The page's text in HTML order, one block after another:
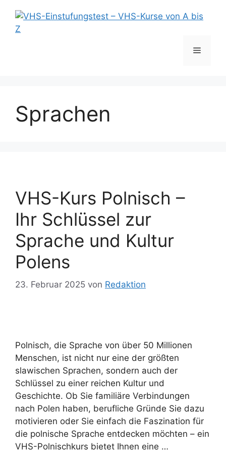
Inhalt
springen
Menü
Sprachen
VHS-Kurs Polnisch –
Ihr Schlüssel zur
Sprache und Kultur
Polens
23. Februar 2025 von Redaktion
Polnisch, die Sprache von über 50 Millionen
Menschen, ist nicht nur eine der größten
slawischen Sprachen, sondern auch der
Schlüssel zu einer reichen Kultur und
Geschichte. Ob Sie familiäre Verbindungen
nach Polen haben, berufliche Gründe Sie dazu
motivieren oder Sie einfach die Faszination für
die polnische Sprache entdecken möchten – ein
VHS-Polnischkurs bietet Ihnen eine …